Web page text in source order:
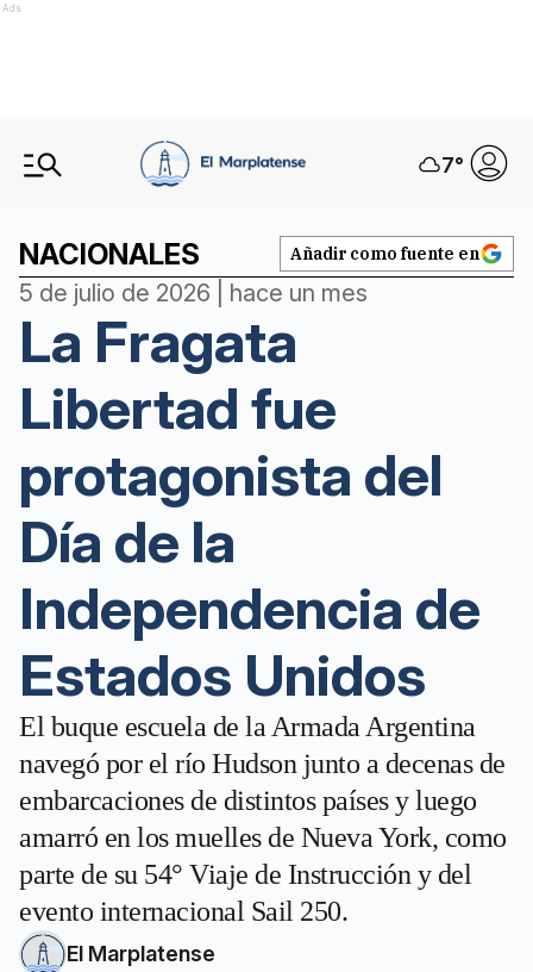
Ads
7°
NACIONALES Añadir como fuente en
5 de julio de 2026 | hace un mes
La Fragata
Libertad fue
protagonista del
Día de la
Independencia de
Estados Unidos
El buque escuela de la Armada Argentina
navegó por el río Hudson junto a decenas de
embarcaciones de distintos países y luego
amarró en los muelles de Nueva York, como
parte de su 54° Viaje de Instrucción y del
evento internacional Sail 250.
El Marplatense